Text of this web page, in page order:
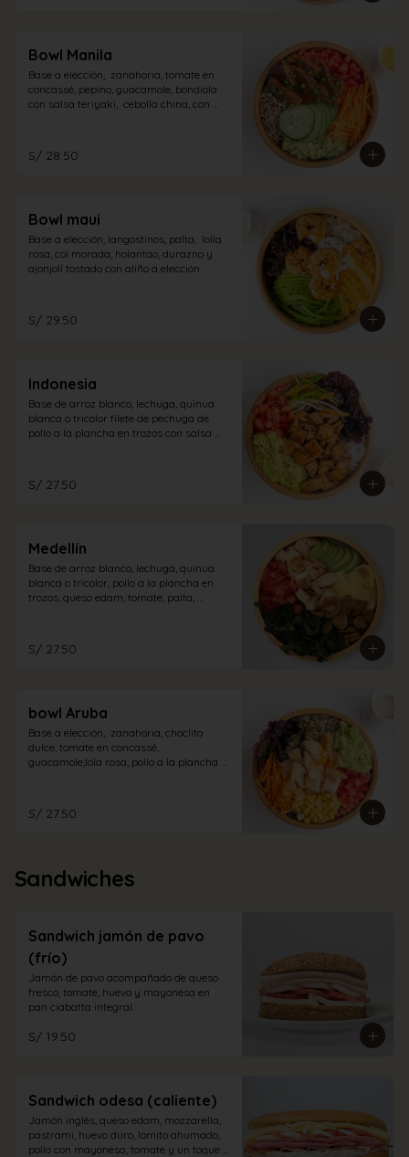
Bowl Manila
Base a elección,  zanahoria, tomate en
concassé, pepino, guacamole, bondiola
con salsa teriyaki,  cebolla china, con
S/ 28.50
Bowl maui
Base a elección, langostinos, palta,  lolla
rosa, col morada, holantao, durazno y
ajonjolí tostado con aliño a elección.
S/ 29.50
Indonesia
Base de arroz blanco, lechuga, quinua
blanca o tricolor filete de pechuga de
pollo a la plancha en trozos con salsa
con vinagreta cabo blanco. (picante)
S/ 27.50
Medellín
Base de arroz blanco, lechuga, quinua
blanca o tricolor, pollo a la plancha en
trozos, queso edam, tomate, palta,
S/ 27.50
bowl Aruba
Base a elección,  zanahoria, choclito
dulce, tomate en concassé,
guacamole,lola rosa, pollo a la plancha
S/ 27.50
Sandwiches
Sandwich jamón de pavo
(frío)
Jamón de pavo acompañado de queso
fresco, tomate, huevo y mayonesa en
pan ciabatta integral.
S/ 19.50
Sandwich odesa (caliente)
Jamón inglés, queso edam, mozzarella,
pastrami, huevo duro, lomito ahumado,
pollo con mayonesa, tomate y un toque